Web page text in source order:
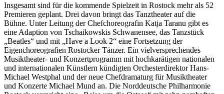
Insgesamt sind für die kommende Spielzeit in Rostock mehr als 52
Premieren geplant. Drei davon bringt das Tanztheater auf die
Bühne. Unter Leitung der Chefchoreografin Katja Taranu gibt es
eine Adaption von Tschaikowskis Schwanensee, das Tanzstück
„Beatles“ und mit „Have a Look 2“ eine Fortsetzung der
Eigenchoreografien Rostocker Tänzer. Ein vielversprechendes
Musiktheater- und Konzertprogramm mit hochkarätigen nationalen
und internationalen Künstlern kündigten Orchesterdirektor Hans-
Michael Westphal und der neue Chefdramaturg für Musiktheater
und Konzerte Michael Mund an. Die Norddeutsche Philharmonie